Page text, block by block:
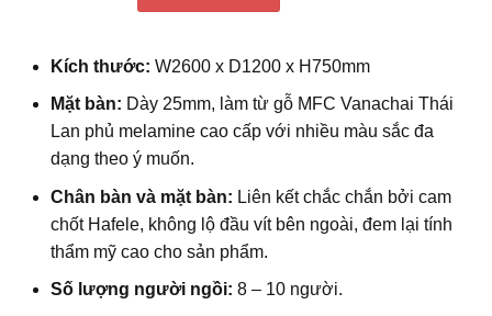
Kích thước: W2600 x D1200 x H750mm
Mặt bàn: Dày 25mm, làm từ gỗ MFC Vanachai Thái
Lan phủ melamine cao cấp với nhiều màu sắc đa
dạng theo ý muốn.
Chân bàn và mặt bàn: Liên kết chắc chắn bởi cam
chốt Hafele, không lộ đầu vít bên ngoài, đem lại tính
thẩm mỹ cao cho sản phẩm.
Số lượng người ngồi: 8– 10 người.